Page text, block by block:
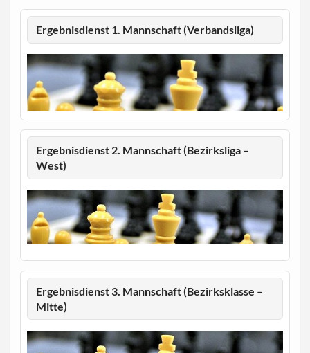
Ergebnisdienst 1. Mannschaft (Verbandsliga)
Ergebnisdienst 2. Mannschaft (Bezirksliga –
West)
Ergebnisdienst 3. Mannschaft (Bezirksklasse –
Mitte)